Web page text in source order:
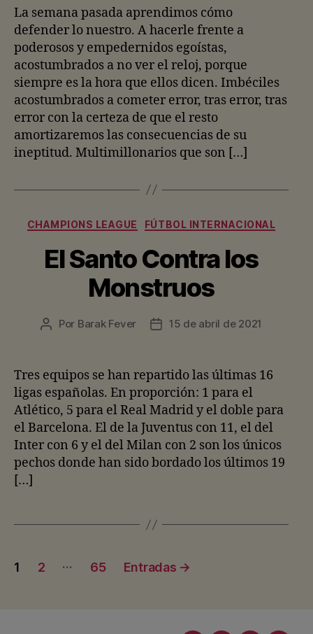
entrada
entrada
La semana pasada aprendimos cómo
defender lo nuestro. A hacerle frente a
poderosos y empedernidos egoístas,
acostumbrados a no ver el reloj, porque
siempre es la hora que ellos dicen. Imbéciles
acostumbrados a cometer error, tras error, tras
error con la certeza de que el resto
amortizaremos las consecuencias de su
ineptitud. Multimillonarios que son […]
Categorías
CHAMPIONS LEAGUE FÚTBOL INTERNACIONAL
El Santo Contra los
Monstruos
Autor
entrada
Por Barak Fever
Fecha
entrada
15 de abril de 2021
Tres equipos se han repartido las últimas 16
ligas españolas. En proporción: 1 para el
Atlético, 5 para el Real Madrid y el doble para
el Barcelona. El de la Juventus con 11, el del
Inter con 6 y el del Milan con 2 son los únicos
pechos donde han sido bordado los últimos 19
[…]
Paginación
1 2 … 65 Entradas →